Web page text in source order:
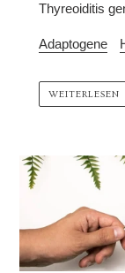
Thyreoiditis
Adaptogene
WEITERLESEN